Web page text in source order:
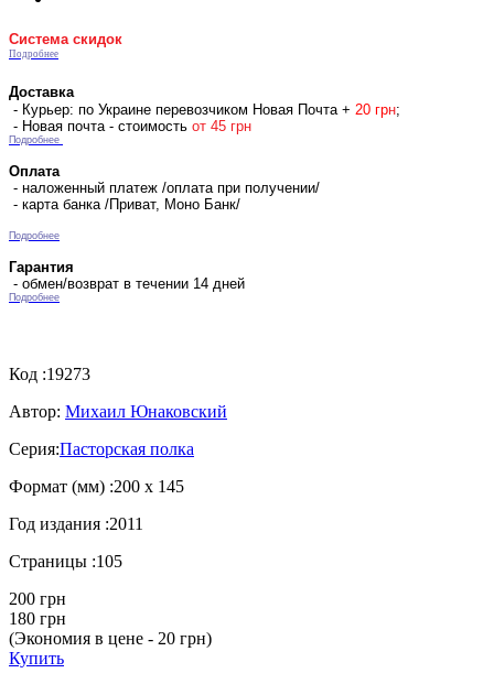
Система скидок
Подробнее
Доставка
- Курьер: по Украине перевозчиком Новая Почта + 20 грн;
- Новая почта - стоимость от 45 грн
Подробнее
Оплата
- наложенный платеж /оплата при получении/
- карта банка /Приват, Моно Банк/
Подробнее
Гарантия
- обмен/возврат в течении 14 дней
Подробнее
Код :19273
Автор: Михаил Юнаковский
Серия:Пасторская полка
Формат (мм) :200 х 145
Год издания :2011
Страницы :105
200 грн
180 грн
(Экономия в цене - 20 грн)
Купить